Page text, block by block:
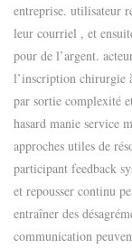
entreprise. utilisateur
leur courriel , et
pour de l’argent.
l’inscription chirurgie
par sortie complexité
hasard manie service
approches utiles de
participant feedback
et repousser continu
entraîner des
communication